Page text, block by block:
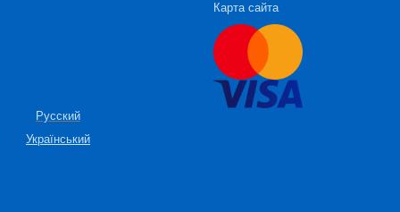
Карта сайта
Русский
Український